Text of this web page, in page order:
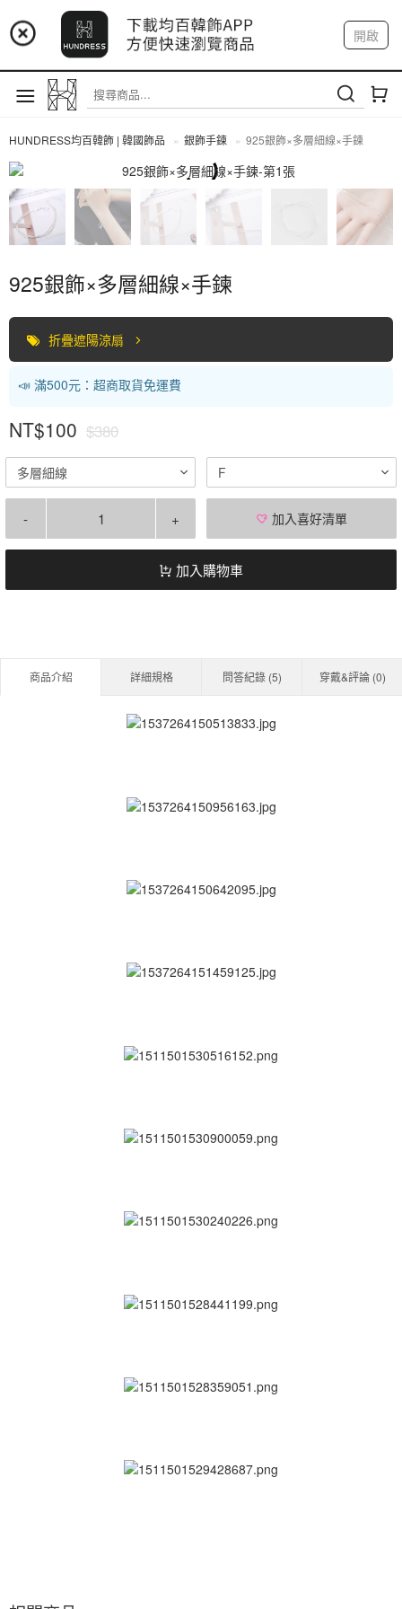
📢 市集預告：9/4-9/6 淡水捷運站
📢 市集預告：9/12-9/13 八里海巡基地
📢 市集預告：8/22-8/23 桃園青埔置地廣場
開啟
註冊 我的帳戶
HUNDRESS均百韓飾 | 韓國飾品 銀飾手鍊 925銀飾×多層細線×手鍊
全部商品
925銀飾×多層細線×手鍊
折疊遮陽涼扇
📣 滿500元：超商取貨免運費
NT$100 $380
多層細線 F
- + 加入喜好清單
加入購物車
商品介紹 詳細規格 問答紀錄 (5) 穿戴&評論 (0)